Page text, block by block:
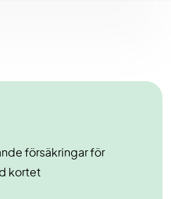
försäkringar för
kortet